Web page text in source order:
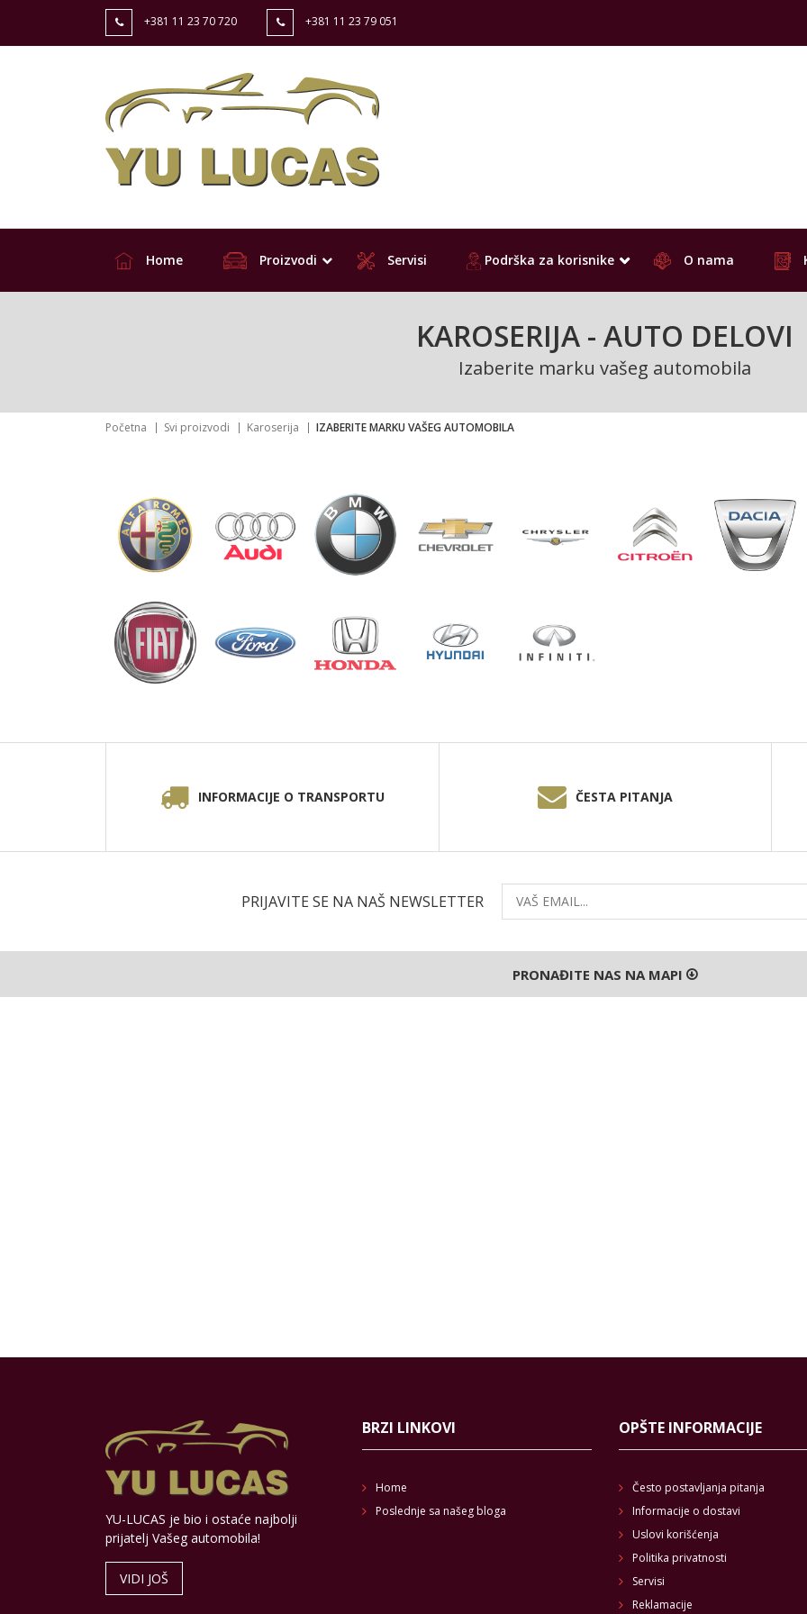
+381 11 23 70 720 +381 11 23 79 051
Home Proizvodi Servisi Podrška za korisnike O nama
KAROSERIJA - AUTO DELOVI
Izaberite marku vašeg automobila
Početna Svi proizvodi Karoserija IZABERITE MARKU VAŠEG AUTOMOBILA
INFORMACIJE O TRANSPORTU ČESTA PITANJA
PRIJAVITE SE NA NAŠ NEWSLETTER
PRONAĐITE NAS NA MAPI
YU-LUCAS je bio i ostaće najbolji
prijatelj Vašeg automobila!
VIDI JOŠ
BRZI LINKOVI
Home
Poslednje sa našeg bloga
OPŠTE INFORMACIJE
Često postavljanja pitanja
Informacije o dostavi
Uslovi korišćenja
Politika privatnosti
Servisi
Reklamacije